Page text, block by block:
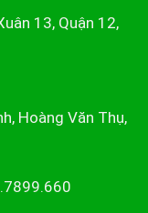
13, Quận 12,
Hoàng Văn Thụ,